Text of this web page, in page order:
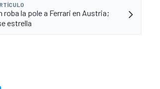
roba la pole a Ferrari en Austria;
estrella